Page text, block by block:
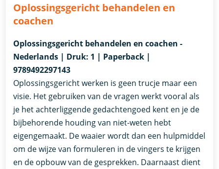
Oplossingsgericht behandelen en
coachen
Oplossingsgericht behandelen en coachen -
Nederlands | Druk: 1 | Paperback |
9789492297143
Oplossingsgericht werken is geen trucje maar een
visie. Het gebruiken van de vragen werkt vooral als
je het achterliggende gedachtengoed kent en je de
bijbehorende houding van niet-weten hebt
eigengemaakt. De waaier wordt dan een hulpmiddel
om de wijze van formuleren in de vingers te krijgen
en de opbouw van de gesprekken. Daarnaast dient